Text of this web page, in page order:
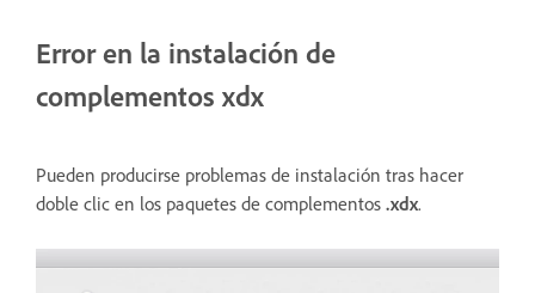
Error en la instalación de
complementos xdx
Pueden producirse problemas de instalación tras hacer
doble clic en los paquetes de complementos .xdx.